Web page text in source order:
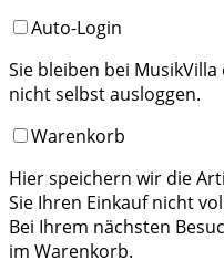
Auto-Login
Sie bleiben bei
nicht selbst ausloggen.
Warenkorb
Hier speichern wir die
Sie Ihren Einkauf nicht
Bei Ihrem nächsten
im Warenkorb.